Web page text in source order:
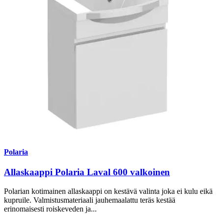
Polaria
Allaskaappi Polaria Laval 600 valkoinen
Polarian kotimainen allaskaappi on kestävä valinta joka ei kulu eikä
kupruile. Valmistusmateriaali jauhemaalattu teräs kestää
erinomaisesti roiskeveden ja...